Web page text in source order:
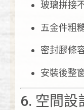
玻璃拼接
五金件粗
密封膠條
安裝後整
6. 空間設